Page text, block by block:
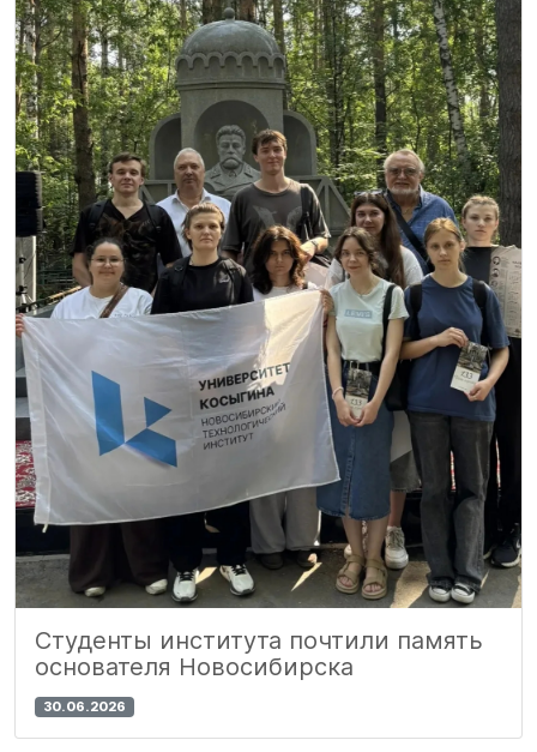
Студенты института почтили память
основателя Новосибирска
30.06.2026